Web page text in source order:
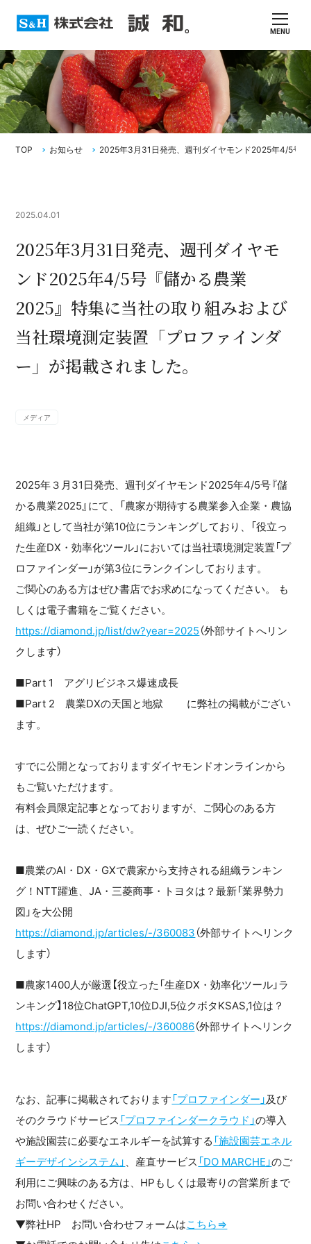
MENU
TOP お知らせ 2025年3月31日発売、週刊ダイヤモンド2025年4/5号『
2025.04.01
2025年3月31日発売、週刊ダイヤモ
ンド2025年4/5号『儲かる農業
2025』特集に当社の取り組みおよび
当社環境測定装置「プロファインダ
ー」が掲載されました。
メディア
2025年３月31日発売、週刊ダイヤモンド2025年4/5号『儲
かる農業2025』にて、「農家が期待する農業参入企業・農協
組織」として当社が第10位にランキングしており、「役立っ
た生産DX・効率化ツール」においては当社環境測定装置「プ
ロファインダー」が第3位にランクインしております。
ご関心のある方はぜひ書店でお求めになってください。 も
しくは電子書籍をご覧ください。
https://diamond.jp/list/dw?year=2025 （外部サイトへリン
クします）
■Part 1 アグリビジネス爆速成長
■Part 2 農業DXの天国と地獄 に弊社の掲載がござい
ます。
すでに公開となっておりますダイヤモンドオンラインから
もご覧いただけます。
有料会員限定記事となっておりますが、ご関心のある方
は、ぜひご一読ください。
■農業のAI・DX・GXで農家から支持される組織ランキン
グ！NTT躍進、JA・三菱商事・トヨタは？最新「業界勢力
図」を大公開
https://diamond.jp/articles/-/360083 （外部サイトへリンク
します）
■農家1400人が厳選【役立った「生産DX・効率化ツール」ラ
ンキング】18位ChatGPT,10位DJI,5位クボタKSAS,1位は？
https://diamond.jp/articles/-/360086（外部サイトへリンク
します）
なお、記事に掲載されております 「プロファインダー」及び
そのクラウドサービス 「プロファインダークラウド」の導入
や施設園芸に必要なエネルギーを試算する 「施設園芸エネル
ギーデザインシステム」
、産直サービス 「DO MARCHE」のご
利用にご興味のある方は、HPもしくは最寄りの営業所まで
お問い合わせください。
▼弊社HP お問い合わせフォームはこちら⇒